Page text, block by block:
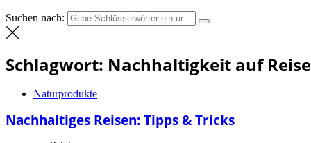
Suchen nach:
Schlagwort: Nachhaltigkeit auf
Naturprodukte
Nachhaltiges Reisen: Tipps & Tricks